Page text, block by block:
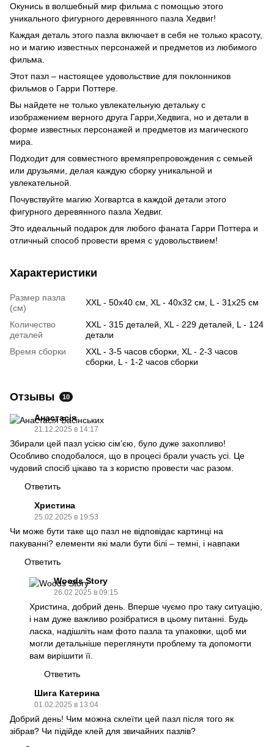
Окунись в волшебный мир фильма с помощью этого
уникального фигурного деревянного пазла Хедвиг!
Каждая деталь этого пазла включает в себя не только красоту,
но и магию известных персонажей и предметов из любимого
фильма.
Этот пазл – настоящее удовольствие для поклонников
фильмов о Гарри Поттере.
Вы найдете не только увлекательную детальку с
изображением верного друга Гарри,Хедвига, но и детали в
форме известных персонажей и предметов из магического
мира.
Подходит для совместного времяпрепровождения с семьей
или друзьями, делая каждую сборку уникальной и
увлекательной.
Почувствуйте магию Хогвартса в каждой детали этого
фигурного деревянного пазла Хедвиг.
Это идеальный подарок для любого фаната Гарри Поттера и
отличный способ провести время с удовольствием!
Характеристики
Размер пазла
(см)
XXL - 50х40 см, XL - 40х32 см, L - 31х25 см
Количество
деталей
XXL - 315 деталей, XL - 229 деталей, L - 124
детали
Время сборки
XXL - 3-5 часов сборки, XL - 2-3 часов
сборки, L - 1-2 часов сборки
Отзывы 10
Анастасія
21.12.2025 в 14:17
Збирали цей пазл усією сім’єю, було дуже захопливо!
Особливо сподобалося, що в процесі брали участь усі. Це
чудовий спосіб цікаво та з користю провести час разом.
Ответить
Христина
25.02.2025 в 19:53
Чи може бути таке що пазл не відповідає картинці на
пакуванні? елементи які мали бути білі – темні, і навпаки
Ответить
Woods Story
26.02.2025 в 09:15
Христина, добрий день. Вперше чуємо про таку ситуацію,
і нам дуже важливо розібратися в цьому питанні. Будь
ласка, надішліть нам фото пазла та упаковки, щоб ми
могли детальніше переглянути проблему та допомогти
вам вирішити її.
Ответить
Шига Катерина
01.02.2025 в 13:04
Добрий день! Чим можна склеїти цей пазл після того як
зібрав? Чи підійде клей для звичайних пазлів?